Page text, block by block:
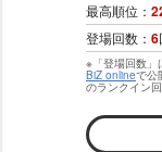
最高順位：
登場回数： 6
※「登場回数」
BiZ onlineで公
のランクイン